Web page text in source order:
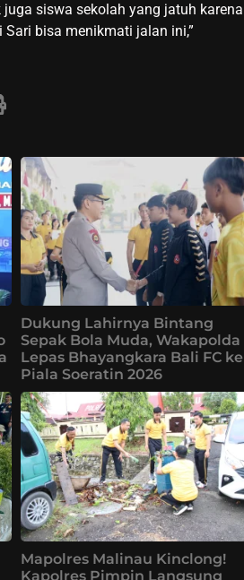
siswa sekolah yang jatuh karena
bisa menikmati jalan ini,”
Dukung Lahirnya Bintang
Sepak Bola Muda, Wakapolda
Lepas Bhayangkara Bali FC ke
Piala Soeratin 2026
Mapolres Malinau Kinclong!
Kapolres Pimpin Langsung